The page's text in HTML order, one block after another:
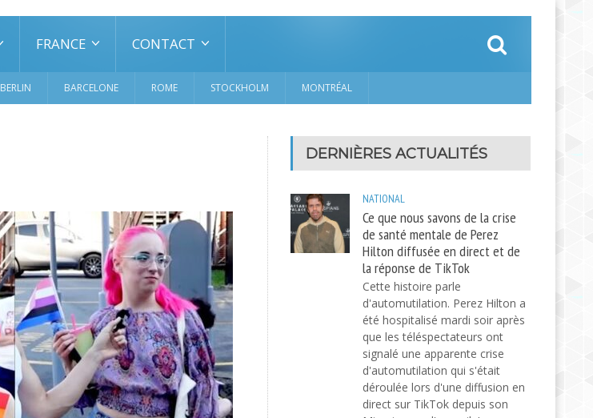
FRANCE CONTACT
BERLIN BARCELONE ROME STOCKHOLM MONTRÉAL
DERNIÈRES ACTUALITÉS
NATIONAL
Ce que nous savons de la crise
de santé mentale de Perez
Hilton diffusée en direct et de
la réponse de TikTok
Cette histoire parle
d'automutilation. Perez Hilton a
été hospitalisé mardi soir après
que les téléspectateurs ont
signalé une apparente crise
d'automutilation qui s'était
déroulée lors d'une diffusion en
direct sur TikTok depuis son